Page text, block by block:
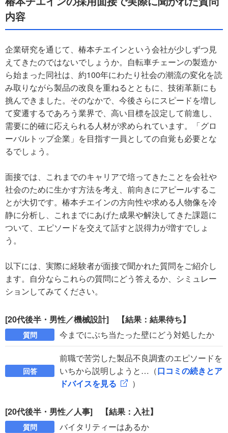
内容
企業研究を通じて、椿本チエインという会社が少しずつ見
えてきたのではないでしょうか。自転車チェーンの製造か
ら始まった同社は、約100年にわたり社会の潮流の変化を読
み取りながら製品の改良を重ねるとともに、技術革新にも
挑んできました。そのなかで、今後さらにスピードを増し
て変遷するであろう業界で、高い目標を設定して前進し、
需要に的確に応えられる人材が求められています。「グロ
ーバルトップ企業」を目指す一員としての自覚も必要とな
るでしょう。
面接では、これまでのキャリアで培ってきたことを会社や
社会のために生かす方法を考え、前向きにアピールするこ
とが大切です。椿本チエインの方向性や求める人物像を冷
静に分析し、これまでにあげた成果や解決してきた課題に
ついて、エピソードを交えて話すと説得力が増すでしょ
う。
以下には、実際に経験者が面接で聞かれた質問をご紹介し
ます。自分ならこれらの質問にどう答えるか、シミュレー
ションしてみてください。
[20代後半・男性／機械設計] 【結果：結果待ち】
質問 今までにぶち当たった壁にどう対処したか
回答
前職で苦労した製品不良調査のエピソードを
いちから説明しようと…（口コミの続きとア
ドバイスを見る
）
[20代後半・男性／人事] 【結果：入社】
質問 バイタリティーはあるか